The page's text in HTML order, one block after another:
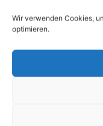
Wir verwenden Cookies,
optimieren.